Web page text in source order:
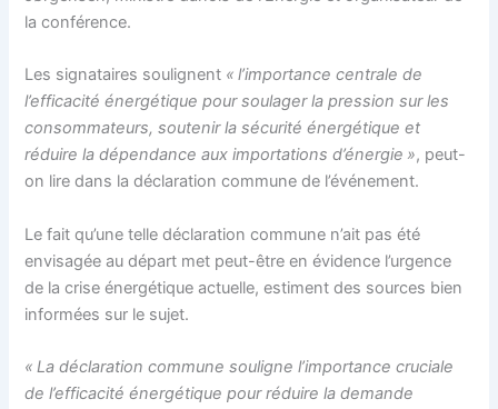
la conférence.
Les signataires soulignent « l’importance centrale de
l’efficacité énergétique pour soulager la pression sur les
consommateurs, soutenir la sécurité énergétique et
réduire la dépendance aux importations d’énergie », peut-
on lire dans la déclaration commune de l’événement.
Le fait qu’une telle déclaration commune n’ait pas été
envisagée au départ met peut-être en évidence l’urgence
de la crise énergétique actuelle, estiment des sources bien
informées sur le sujet.
« La déclaration commune souligne l’importance cruciale
de l’efficacité énergétique pour réduire la demande